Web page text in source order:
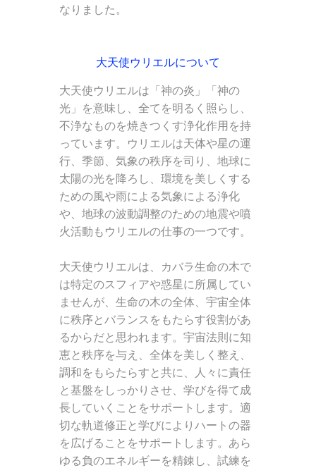
なりました。
大天使ウリエルについて
大天使ウリエルは「神の炎」「神の
光」を意味し、全てを明るく照らし、
不浄なものを焼きつくす浄化作用を持
っています。ウリエルは天体や星の運
行、季節、気象の秩序を司り、地球に
太陽の光を降ろし、環境を美しくする
ための風や雨による気象による浄化
や、地球の波動調整のための地震や噴
火活動もウリエルの仕事の一つです。
大天使ウリエルは、カバラ生命の木で
は特定のスフィアや惑星に所属してい
ませんが、生命の木の全体、宇宙全体
に秩序とバランスをもたらす役割があ
るからだと思われます。宇宙法則に知
恵と秩序を与え、全体を美しく整え、
調和をもらたらすと共に、人々に責任
と基盤をしっかりさせ、学びを得て成
長していくことをサポートします。適
切な軌道修正と学びによりハートの器
を広げることをサポートします。あら
ゆる負のエネルギーを精錬し、試練を